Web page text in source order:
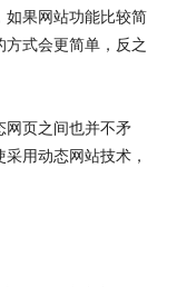
如果网站功能比较简
式会更简单，反之
网页之间也并不矛
用动态网站技术，